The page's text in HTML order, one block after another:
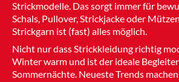
Strickmodelle. Das sorgt immer für
Schals, Pullover, Strickjacke oder
Strickgarn ist (fast) alles möglich.
Nicht nur dass Strickkleidung richtig
Winter warm und ist der ideale
Sommernächte. Neueste Trends